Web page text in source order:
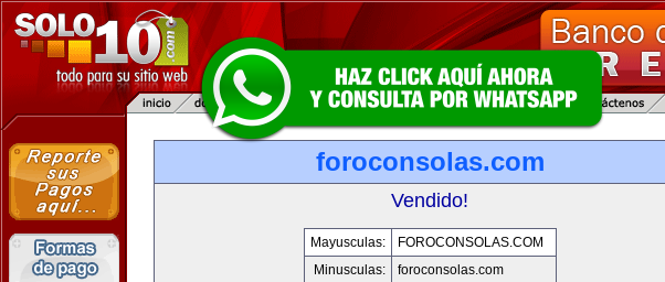
foroconsolas.com
Vendido!
Mayusculas:
FOROCONSOLAS.COM
Minusculas:
foroconsolas.com